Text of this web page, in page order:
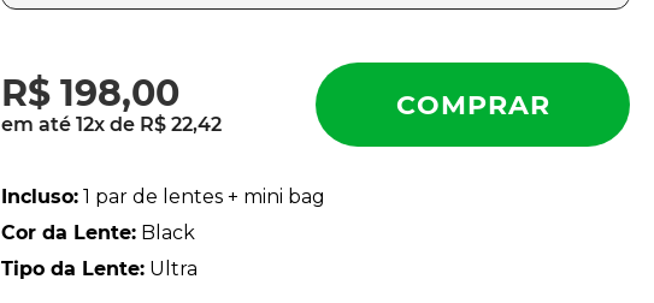
R$ 198,00
em até12x de R$ 22,42
Incluso: 1 par de lentes + mini bag
Cor da Lente: Black
Tipo da Lente: Ultra